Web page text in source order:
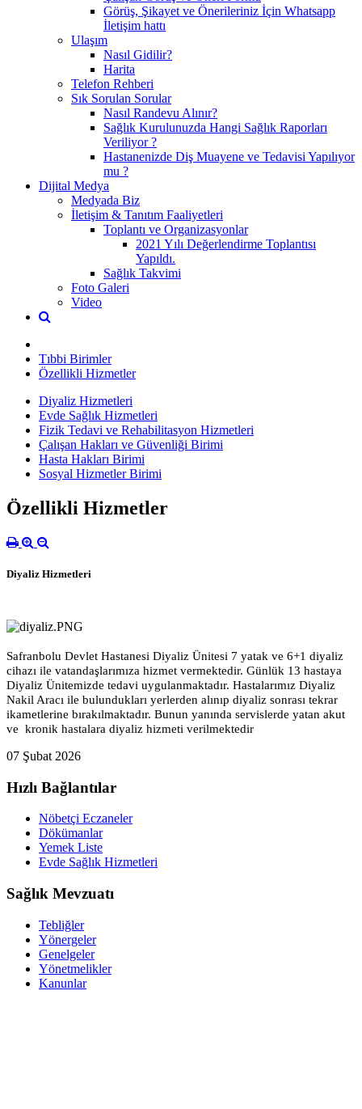
Görüş, Şikayet ve Önerileriniz İçin Whatsapp
İletişim hattı
Ulaşım
Nasıl Gidilir?
Harita
Telefon Rehberi
Sık Sorulan Sorular
Nasıl Randevu Alınır?
Sağlık Kurulunuzda Hangi Sağlık Raporları
Veriliyor ?
Hastanenizde Diş Muayene ve Tedavisi Yapılıyor
mu ?
Dijital Medya
Medyada Biz
İletişim & Tanıtım Faaliyetleri
Toplantı ve Organizasyonlar
2021 Yılı Değerlendirme Toplantısı
Yapıldı.
Sağlık Takvimi
Foto Galeri
Video
Tıbbi Birimler
Özellikli Hizmetler
Diyaliz Hizmetleri
Evde Sağlık Hizmetleri
Fizik Tedavi ve Rehabilitasyon Hizmetleri
Çalışan Hakları ve Güvenliği Birimi
Hasta Hakları Birimi
Sosyal Hizmetler Birimi
Özellikli Hizmetler
Diyaliz Hizmetleri
Safranbolu Devlet Hastanesi Diyaliz Ünitesi 7 yatak ve 6+1 diyaliz
cihazı ile vatandaşlarımıza hizmet vermektedir. Günlük 13 hastaya
Diyaliz Ünitemizde tedavi uygulanmaktadır. Hastalarımız Diyaliz
Nakil Aracı ile bulundukları yerlerden alınıp diyaliz sonrası tekrar
ikametlerine bırakılmaktadır. Bunun yanında servislerde yatan akut
ve kronik hastalara diyaliz hizmeti verilmektedir
07 Şubat 2026
Hızlı Bağlantılar
Nöbetçi Eczaneler
Dökümanlar
Yemek Liste
Evde Sağlık Hizmetleri
Sağlık Mevzuatı
Tebliğler
Yönergeler
Genelgeler
Yönetmelikler
Kanunlar